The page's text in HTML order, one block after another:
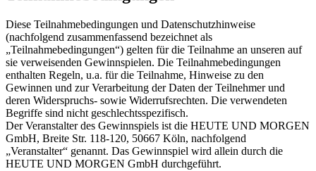
Diese Teilnahmebedingungen und Datenschutzhinweise
(nachfolgend zusammenfassend bezeichnet als
„Teilnahmebedingungen“) gelten für die Teilnahme an unseren auf
sie verweisenden Gewinnspielen. Die Teilnahmebedingungen
enthalten Regeln, u.a. für die Teilnahme, Hinweise zu den
Gewinnen und zur Verarbeitung der Daten der Teilnehmer und
deren Widerspruchs- sowie Widerrufsrechten. Die verwendeten
Begriffe sind nicht geschlechtsspezifisch.
Der Veranstalter des Gewinnspiels ist die HEUTE UND MORGEN
GmbH, Breite Str. 118-120, 50667 Köln, nachfolgend
„Veranstalter“ genannt. Das Gewinnspiel wird allein durch die
HEUTE UND MORGEN GmbH durchgeführt.